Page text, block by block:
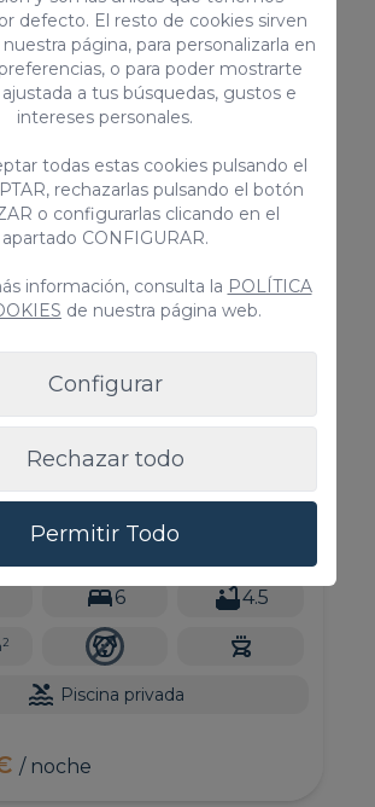
Piscina privada
/ noche
Vivienda vacacional
Maspalomas
un espacioso alojamiento de 6
o amigos. Con capacidad para 12
este impresionante
ofrece todas las
del hogar y más.
6 4.5
2
Piscina privada
/ noche
defecto. El resto de cookies sirven
página, para personalizarla en
o para poder mostrarte
a tus búsquedas, gustos e
intereses personales.
todas estas cookies pulsando el
rechazarlas pulsando el botón
o configurarlas clicando en el
apartado CONFIGURAR.
información, consulta la POLÍTICA
de nuestra página web.
Configurar
Rechazar todo
Permitir Todo